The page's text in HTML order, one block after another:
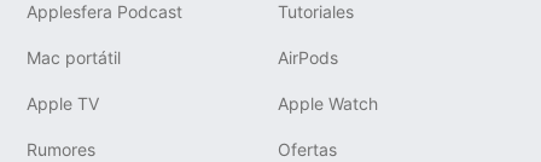
Applesfera Podcast Tutoriales
Mac portátil AirPods
Apple TV Apple Watch
Rumores Ofertas